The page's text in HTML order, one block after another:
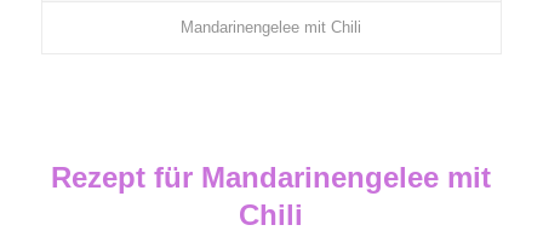
Mandarinengelee mit Chili
Rezept für Mandarinengelee mit
Chili